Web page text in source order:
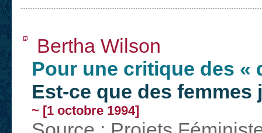
Bertha Wilson
Pour une critique des «
Est-ce que des
~ [1 octobre 1994]